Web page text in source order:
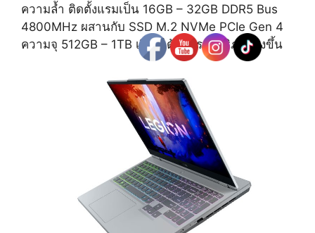
ความล้ำ ติดตั้งแรมเป็น 16GB – 32GB DDR5 Bus
4800MHz ผสานกับ SSD M.2 NVMe PCIe Gen 4
ความจุ 512GB – 1TB เรียกได้ว่าประสิทธิภาพสูงขึ้น